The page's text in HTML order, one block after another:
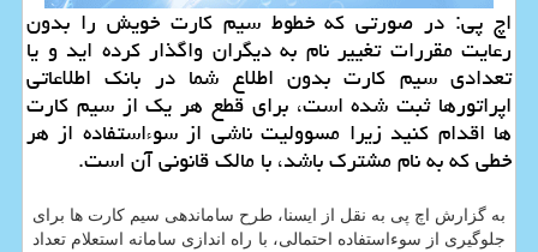
اچ پی: در صورتی كه خطوط سیم كارت خویش را بدون
رعایت مقررات تغییر نام به دیگران واگذار كرده اید و یا
تعدادی سیم كارت بدون اطلاع شما در بانك اطلاعاتی
اپراتورها ثبت شده است، برای قطع هر یك از سیم كارت
ها اقدام كنید زیرا مسوولیت ناشی از سوءاستفاده از هر
خطی كه به نام مشترك باشد، با مالك قانونی آن است.
به گزارش اچ پی به نقل از ایسنا، طرح ساماندهی سیم كارت ها برای
جلوگیری از سوءاستفاده احتمالی، با راه اندازی سامانه استعلام تعداد